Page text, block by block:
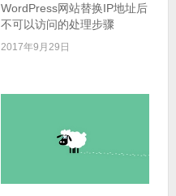
WordPress网站替换IP地址后
不可以访问的处理步骤
2017年9月29日